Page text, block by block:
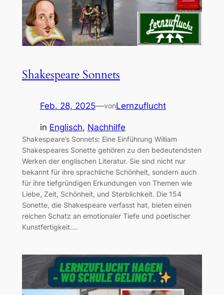
Shakespeare Sonnets
Feb. 28, 2025—vonLernzuflucht
in Englisch, Nachhilfe
Shakespeare’s Sonnets: Eine Einführung William
Shakespeares Sonette gehören zu den bedeutendsten
Werken der englischen Literatur. Sie sind nicht nur
bekannt für ihre sprachliche Schönheit, sondern auch
für ihre tiefgründigen Erkundungen von Themen wie
Liebe, Zeit, Schönheit, und Sterblichkeit. Die 154
Sonette, die Shakespeare verfasst hat, bieten einen
reichen Schatz an emotionaler Tiefe und poetischer
Kunstfertigkeit.…